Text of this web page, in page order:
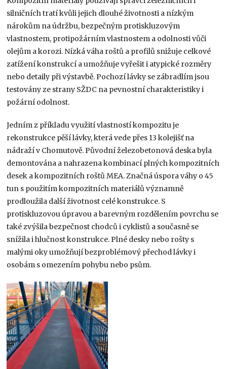
silničních tratí kvůli jejich dlouhé životnosti a nízkým
nárokům na údržbu, bezpečným protiskluzovým
vlastnostem, protipožárním vlastnostem a odolnosti vůči
olejům a korozi. Nízká váha roštů a profilů snižuje celkové
zatížení konstrukcí a umožňuje vyřešit i atypické rozměry
nebo detaily při výstavbě. Pochozí lávky se zábradlím jsou
testovány ze strany SŽDC na pevnostní charakteristiky i
požární odolnost.
Jedním z příkladu využití vlastností kompozitu je
rekonstrukce pěší lávky, která vede přes 13 kolejišť na
nádraží v Chomutově. Původní železobetonová deska byla
demontována a nahrazena kombinací plných kompozitních
desek a kompozitních roštů MEA. Značná úspora váhy o 45
tun s použitím kompozitních materiálů významně
prodloužila další životnost celé konstrukce. S
protiskluzovou úpravou a barevným rozdělením povrchu se
také zvýšila bezpečnost chodců i cyklistů a současně se
snížila i hlučnost konstrukce. Plné desky nebo rošty s
malými oky umožňují bezproblémový přechod lávky i
osobám s omezením pohybu nebo psům.